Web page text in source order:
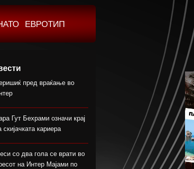
ЕВРОТИП
пред враќање во
Гут Бехрами означи крај
скијачката кариера
со два гола се врати во
на Интер Мајами по